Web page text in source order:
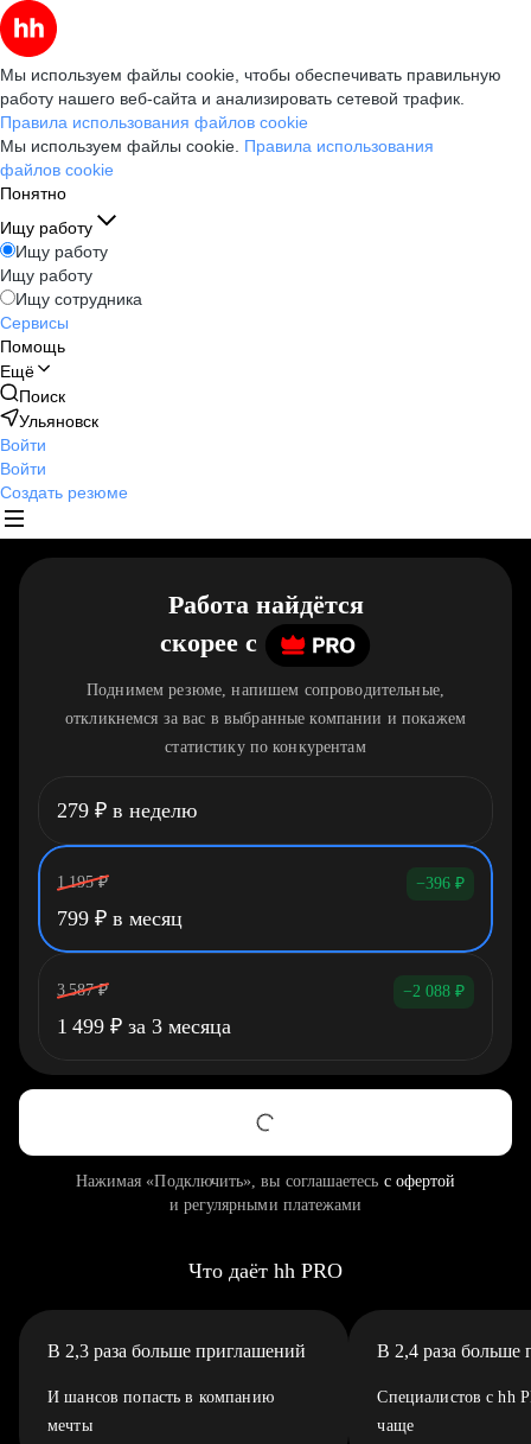
Мы используем файлы cookie, чтобы обеспечивать правильную
работу нашего веб-сайта и анализировать сетевой трафик.
Правила использования файлов cookie
Мы используем файлы cookie. Правила использования
файлов cookie
Понятно
Ищу работу
Ищу работу
Ищу работу
Ищу сотрудника
Сервисы
Помощь
Ещё
Поиск
Ульяновск
Войти
Войти
Создать резюме
Работа найдётся
скорее c
Поднимем резюме, напишем сопроводительные,
откликнемся за вас в выбранные компании и покажем
статистику по конкурентам
279 ₽ в неделю
1 195 ₽ −396 ₽
799 ₽ в месяц
3 587 ₽ −2 088 ₽
1 499 ₽ за 3 месяца
Нажимая «Подключить», вы соглашаетесь с офертой
и регулярными платежами
Что даёт hh PRO
В 2,3 раза больше приглашений
И шансов попасть в компанию
мечты
В 2,4 раза больше
Специалистов с hh
чаще